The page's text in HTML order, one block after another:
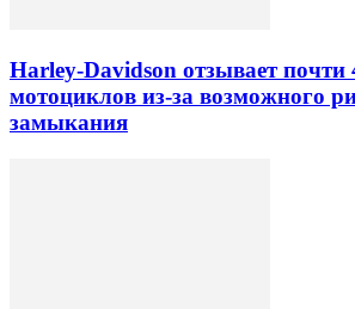
Harley-Davidson отзывает почти
мотоциклов из-за возможного
замыкания